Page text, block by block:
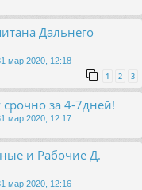
Дальнего
мар 2020, 12:18
1 2 3
за 4-7дней!
мар 2020, 12:17
и Рабочие Д.
мар 2020, 12:16